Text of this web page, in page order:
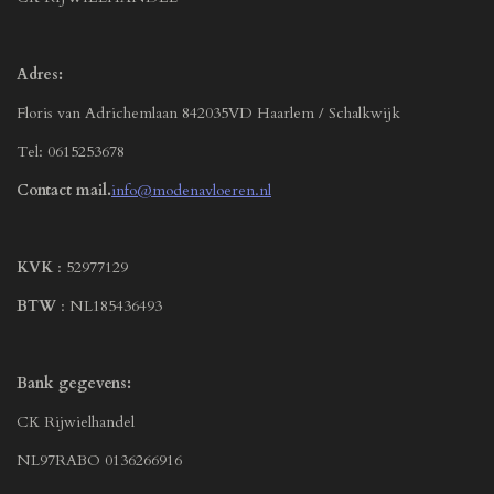
Adres:
Floris van Adrichemlaan 842035VD Haarlem / Schalkwijk
Tel: 0615253678
Contact mail.info@modenavloeren.nl
KVK : 52977129
BTW : NL185436493
Bank gegevens:
CK Rijwielhandel
NL97RABO 0136266916